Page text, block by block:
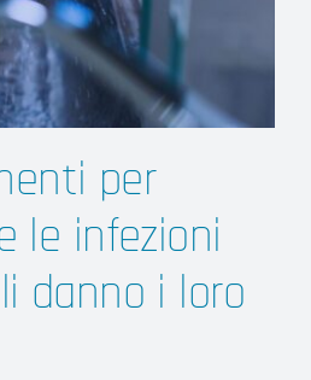
per
le infezioni
danno i loro